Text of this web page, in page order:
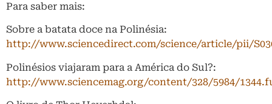
Para saber mais:
Sobre a batata doce na Polinésia:
http://www.sciencedirect.com/science/article/pii/
Polinésios viajaram para a América do Sul?:
http://www.sciencemag.org/content/328/5984/